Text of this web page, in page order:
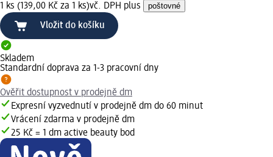
1 ks (139,00 Kč za 1 ks)vč. DPH plus poštovné
Vložit do košíku
Skladem
Standardní doprava za 1-3 pracovní dny
Ověřit dostupnost v prodejně dm
Expresní vyzvednutí v prodejně dm do 60 minut
Vrácení zdarma v prodejně dm
25 Kč = 1 dm active beauty bod